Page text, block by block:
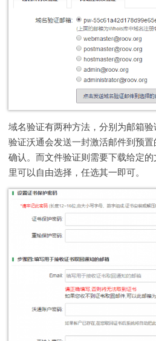
域名验证有两种方法，分别为邮箱
验证沃通会发送一封激活邮件到预
确认。而文件验证则需要下载给定
里可以自由选择，任选其一即可。